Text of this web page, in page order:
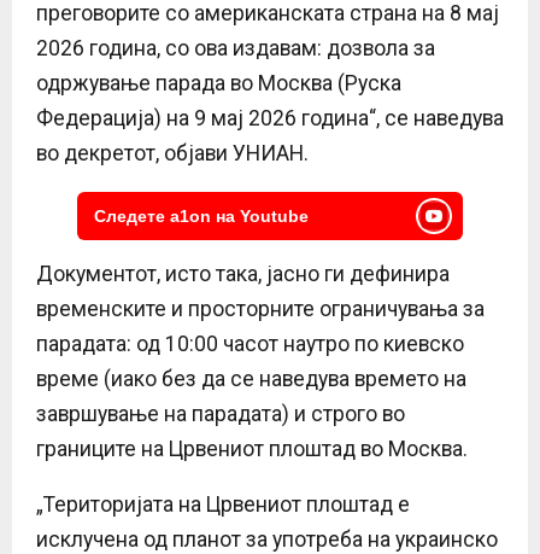
преговорите со американската страна на 8 мај
2026 година, со ова издавам: дозвола за
одржување парада во Москва (Руска
Федерација) на 9 мај 2026 година“, се наведува
во декретот, објави УНИАН.
Следете a1on на Youtube
Документот, исто така, јасно ги дефинира
временските и просторните ограничувања за
парадата: од 10:00 часот наутро по киевско
време (иако без да се наведува времето на
завршување на парадата) и строго во
границите на Црвениот плоштад во Москва.
„Територијата на Црвениот плоштад е
исклучена од планот за употреба на украинско